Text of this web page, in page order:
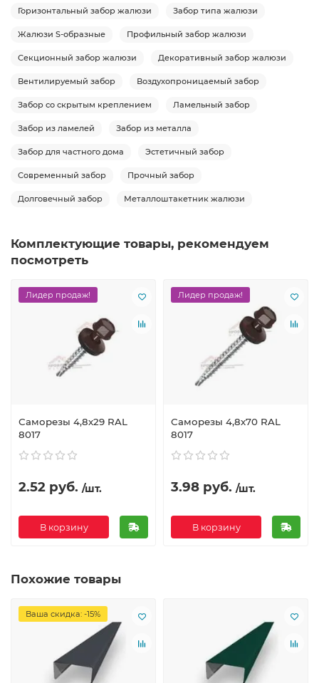
Горизонтальный забор жалюзи Забор типа жалюзи
Жалюзи S-образные Профильный забор жалюзи
Секционный забор жалюзи Декоративный забор жалюзи
Вентилируемый забор Воздухопроницаемый забор
Забор со скрытым креплением Ламельный забор
Забор из ламелей Забор из металла
Забор для частного дома Эстетичный забор
Современный забор Прочный забор
Долговечный забор Металлоштакетник жалюзи
Комплектующие товары, рекомендуем
посмотреть
Лидер продаж!
Саморезы 4,8х29 RAL
8017
2.52 руб. /шт.
В корзину
Лидер продаж!
Саморезы 4,8х70 RAL
8017
3.98 руб. /шт.
В корзину
Похожие товары
Ваша скидка: -15%